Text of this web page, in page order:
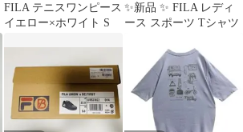
FILA テニスワンピース
イエロー×ホワイト S
✨新品 ✨ FILA レディ
ース スポーツ Tシャツ